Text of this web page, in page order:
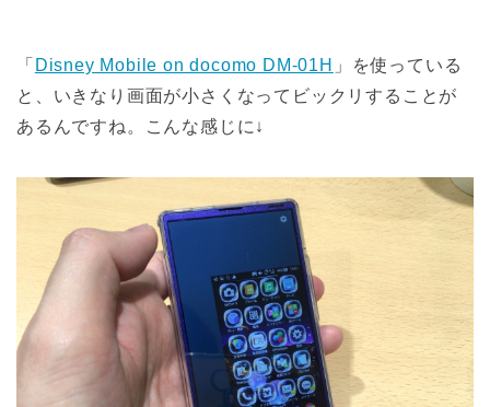
「 Disney Mobile on docomo DM-01H 」を使っている
と、いきなり画面が小さくなってビックリすることが
あるんですね。こんな感じに↓